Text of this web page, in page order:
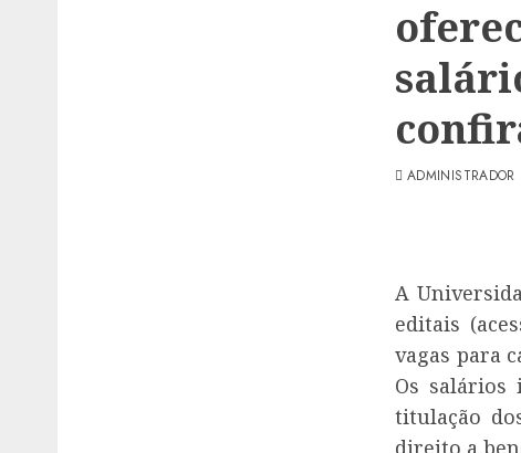
ADMINISTRADOR
A
editais
vagas para
Os salários
titulação
direito a